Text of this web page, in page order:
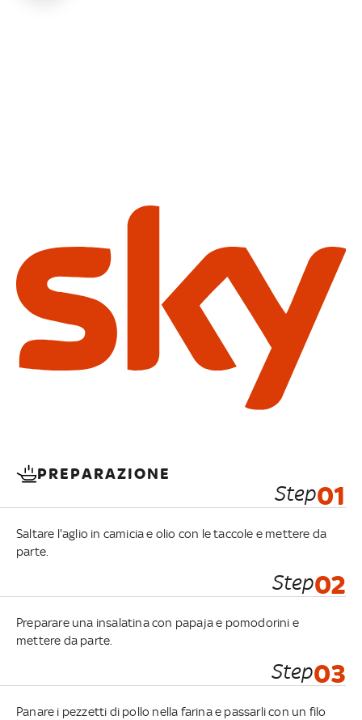
PREPARAZIONE
Step01
Saltare l'aglio in camicia e olio con le taccole e mettere da
parte.
Step02
Preparare una insalatina con papaja e pomodorini e
mettere da parte.
Step03
Panare i pezzetti di pollo nella farina e passarli con un filo